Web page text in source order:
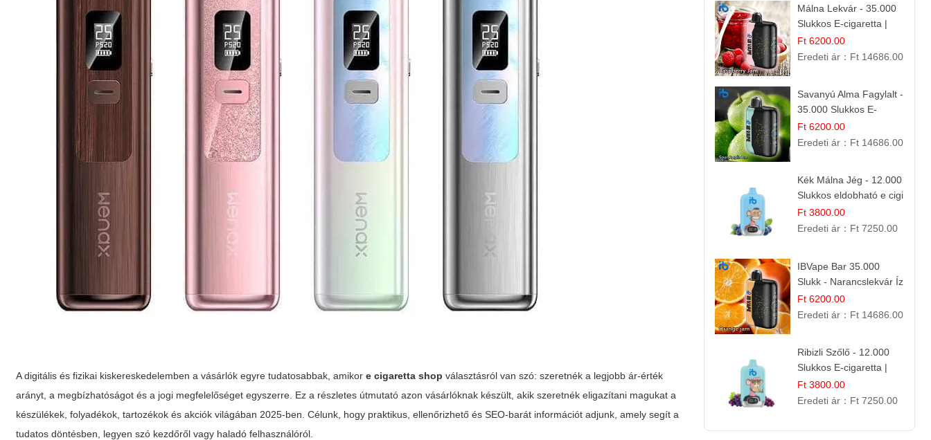
A digitális és fizikai kiskereskedelemben a vásárlók egyre tudatosabbak, amikore cigaretta shop választásról van szó: szeretnék a legjobb ár-érték
arányt, a megbízhatóságot és a jogi megfelelőséget egyszerre. Ez a részletes útmutató azon vásárlóknak készült, akik szeretnék eligazítani magukat a
készülékek, folyadékok, tartozékok és akciók világában 2025-ben. Célunk, hogy praktikus, ellenőrizhető és SEO-barát információt adjunk, amely segít a
tudatos döntésben, legyen szó kezdőről vagy haladó felhasználóról.
Málna Lekvár - 35.000
Slukkos E-cigaretta |
IBVape Bar Édes
Gyümölcs Íz
Ft 6200.00
Eredeti ár： Ft 14686.00
Savanyú Alma Fagylalt -
35.000 Slukkos E-
cigaretta | IBVape Bar
Ft 6200.00
Eredeti ár： Ft 14686.00
Kék Málna Jég - 12.000
Slukkos eldobható e cigi
| Frissítő Bogyós Íz
Ft 3800.00
Eredeti ár： Ft 7250.00
IBVape Bar 35.000
Slukk - Narancslekvár Íz
| Prémium E-cigaretta
Ft 6200.00
Eredeti ár： Ft 14686.00
Ribizli Szőlő - 12.000
Slukkos E-cigaretta |
Kifinomult Gyümölcs Íz
Ft 3800.00
Eredeti ár： Ft 7250.00